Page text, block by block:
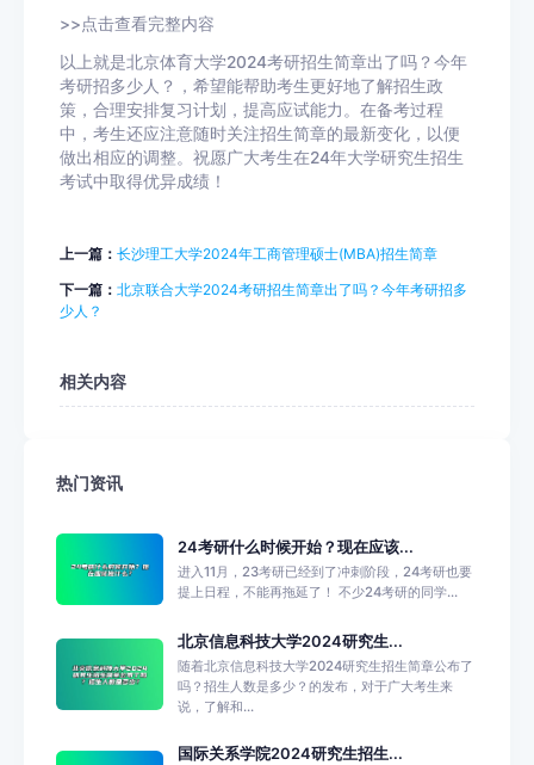
>>点击查看完整内容
以上就是北京体育大学2024考研招生简章出了吗？今年
考研招多少人？，希望能帮助考生更好地了解招生政
策，合理安排复习计划，提高应试能力。在备考过程
中，考生还应注意随时关注招生简章的最新变化，以便
做出相应的调整。祝愿广大考生在24年大学研究生招生
考试中取得优异成绩！
上一篇： 长沙理工大学2024年工商管理硕士(MBA)招生简章
下一篇： 北京联合大学2024考研招生简章出了吗？今年考研招多
少人？
相关内容
热门资讯
24考研什么时候开始？现在应该...
进入11月，23考研已经到了冲刺阶段，24考研也要
提上日程，不能再拖延了！ 不少24考研的同学...
北京信息科技大学2024研究生...
随着北京信息科技大学2024研究生招生简章公布了
吗？招生人数是多少？的发布，对于广大考生来
说，了解和...
国际关系学院2024研究生招生...